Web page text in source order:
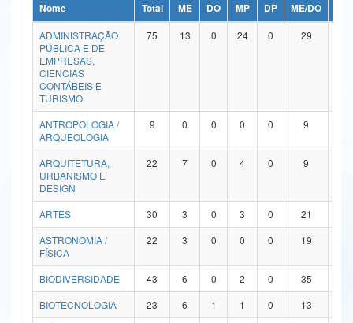
Ministério da Ciência, Tecnologia, Inovações e Comunicações
Ministério do Meio Ambiente
Ministério do Turismo
Ministério do Desenvolvimento Regional
Controladoria-Geral da União
Ministério da Mulher, da Família e dos Direitos Humanos
Secretaria de Governo
Advocacia-Geral da União
Nome Total ME DO MP DP ME/DO
ADMINISTRAÇÃO
PÚBLICA E DE
EMPRESAS,
CIÊNCIAS
CONTÁBEIS E
TURISMO
75 13 0 24 0 29
ANTROPOLOGIA /
ARQUEOLOGIA
9 0 0 0 0 9
ARQUITETURA,
URBANISMO E
DESIGN
22 7 0 4 0 9
ARTES 30 3 0 3 0 21
ASTRONOMIA /
FÍSICA
22 3 0 0 0 19
BIODIVERSIDADE 43 6 0 2 0 35
BIOTECNOLOGIA
23 6 1 1 0 13